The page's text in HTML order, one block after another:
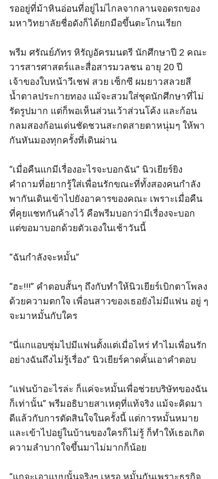
รออยู่ที่ม้าหินอ่อนที่อยู่ไม่ไกลจากลานจอดรถของ
มหาวิทยาลัยชื่อดังก็ได้ยกมือขึ้นตะโกนเรียก
พรีม ศรัณย์ภัทร หิรัญอัครมนตรี นักศึกษาปี 2 คณะ
วารสารศาสตร์และสื่อสารมวลชน อายุ 20 ปี
เจ้าของใบหน้าวีเชฟ สวย เซ็กซี ผมยาวสลวยสี
น้ำตาลประกายทอง แม้จะสวมใส่ชุดนักศึกษาที่ไม่
รัดรูปมาก แต่ก็พอเห็นส่วนเว้าส่วนโค้ง และก้อน
กลมสองก้อนเด่นชัดชวนสะกดสายตาหนุ่มๆ ให้พา
กันหันมองทุกครั้งที่เดินผ่าน
“เมื่อคืนแกมีเรื่องอะไรจะบอกฉัน” นิวเยียร์ยิง
คำถามที่อยากรู้ใส่เพื่อนรักขณะที่ทั้งสองคนกำลัง
พากันเดินเข้าไปยังอาคารของคณะ เพราะเมื่อคืน
ที่คุยแชทกันค้างไว้ คือพรีมบอกว่ามีเรื่องจะบอก
แต่ขอมาบอกด้วยตัวเองในเช้าวันนี้
“ฉันกำลังจะหมั้น”
“ฮะ!!!” คำตอบสั้นๆ ถึงกับทำให้นิวเยียร์เบิกตาโพลง
ด้วยความตกใจ เพื่อนสาวของเธอยังไม่มีแฟน อยู่ ๆ
จะมาหมั้นกับใคร
“นี่แกแอบซุ่มไปมีแฟนตั้งแต่เมื่อไหร่ ทำไมเพื่อนรัก
อย่างฉันถึงไม่รู้เรื่อง” นิวเยียร์คาดคั้นเอาคำตอบ
“แฟนบ้าอะไรล่ะ ก็แค่จะหมั้นเพื่อช่วยบริษัทของฉัน
ก็เท่านั้น” พรีมอธิบายสาเหตุที่แท้จริง แม้จะคิดมา
ดีแล้วกับการตัดสินใจในครั้งนี้ แต่การหมั้นหมาย
และเข้าไปอยู่ในบ้านของใครก็ไม่รู้ ก็ทำให้เธอเกิด
ความลำบากใจขึ้นมาไม่มากก็น้อย
“แกจะเอาแบบนั้นจริงๆ เหรอ หมั้นกันเพราะธุรกิจ